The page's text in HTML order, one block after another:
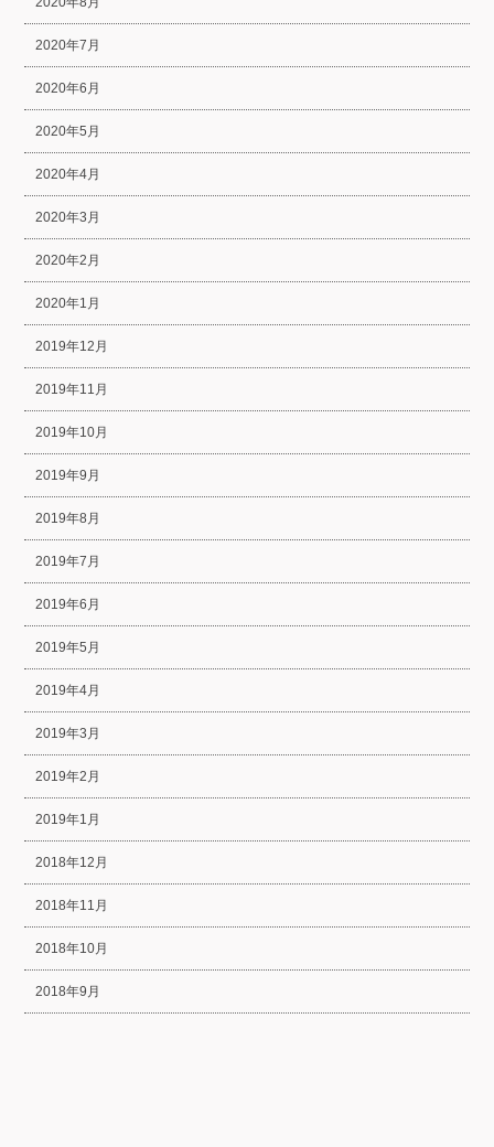
2020年7月
2020年6月
2020年5月
2020年4月
2020年3月
2020年2月
2020年1月
2019年12月
2019年11月
2019年10月
2019年9月
2019年8月
2019年7月
2019年6月
2019年5月
2019年4月
2019年3月
2019年2月
2019年1月
2018年12月
2018年11月
2018年10月
2018年9月